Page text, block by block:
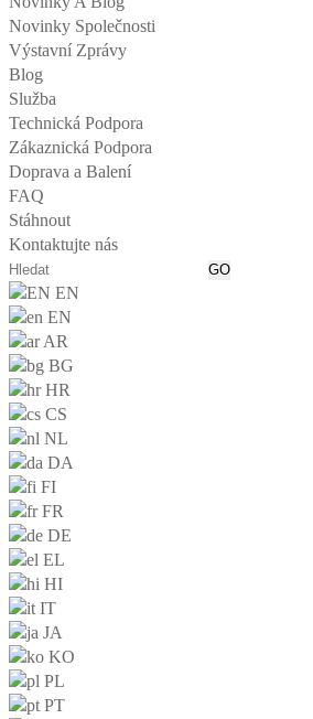
Novinky Společnosti
Výstavní Zprávy
Blog
Služba
Technická Podpora
Zákaznická Podpora
Doprava a Balení
FAQ
Stáhnout
Kontaktujte nás
EN
EN
AR
BG
HR
CS
NL
DA
FI
FR
DE
EL
HI
IT
JA
KO
PL
PT